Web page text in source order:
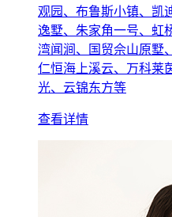
观园、布鲁斯小镇、凯
逸墅、朱家角一号、虹
湾闻涧、国贸佘山原墅
仁恒海上溪云、万科莱
光、云锦东方等
查看详情